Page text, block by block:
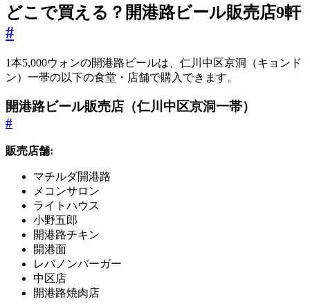
どこで買える？開港路ビール販売店9軒
#
1本5,000ウォンの開港路ビールは、仁川中区京洞（キョンド
ン）一帯の以下の食堂・店舗で購入できます。
開港路ビール販売店（仁川中区京洞一帯）
#
販売店舗:
マチルダ開港路
メコンサロン
ライトハウス
小野五郎
開港路チキン
開港面
レバノンバーガー
中区店
開港路焼肉店